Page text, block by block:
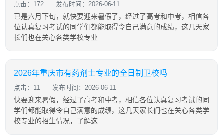
点击：172 发布时间：2026-06-11
已是六月下旬，就快要迎来暑假了，经过了高考和中考，相信各
位认真复习考试的同学们都能取得令自己满意的成绩，这几天家
长们也在关心各类学校专业
2026年重庆市有药剂士专业的全日制卫校吗
点击：11 发布时间：2026-06-11
快要迎来暑假，经过了高考和中考，相信各位认真复习考试的同
学们都能取得令自己满意的成绩，这几天家长们也在关心各类学
校专业的招生情况，了解这